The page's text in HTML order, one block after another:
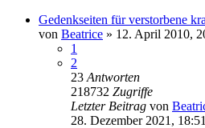
Gedenkseiten für verstorbene
von Beatrice » 12. April 2010,
1
2
23 Antworten
218732 Zugriffe
Letzter Beitrag von
28. Dezember 2021, 18:51